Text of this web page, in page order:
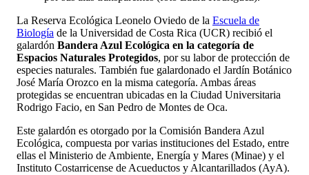
La Reserva Ecológica Leonelo Oviedo de la Escuela de
Biología de la Universidad de Costa Rica (UCR) recibió el
galardón Bandera Azul Ecológica en la categoría de
Espacios Naturales Protegidos, por su labor de protección de
especies naturales. También fue galardonado el Jardín Botánico
José María Orozco en la misma categoría. Ambas áreas
protegidas se encuentran ubicadas en la Ciudad Universitaria
Rodrigo Facio, en San Pedro de Montes de Oca.
Este galardón es otorgado por la Comisión Bandera Azul
Ecológica, compuesta por varias instituciones del Estado, entre
ellas el Ministerio de Ambiente, Energía y Mares (Minae) y el
Instituto Costarricense de Acueductos y Alcantarillados (AyA).